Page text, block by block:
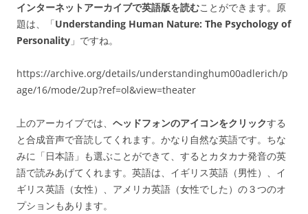
インターネットアーカイブで英語版を読むことができます。原
題は、「Understanding Human Nature: The Psychology of
Personality 」ですね。
https://archive.org/details/understandinghum00adlerich/p
age/16/mode/2up?ref=ol&view=theater
上のアーカイブでは、 ヘッドフォンのアイコンをクリックする
と合成音声で音読してくれます。かなり自然な英語です。ちな
みに「日本語」も選ぶことができて、するとカタカナ発音の英
語で読みあげてくれます。英語は、イギリス英語（男性）、イ
ギリス英語（女性）、アメリカ英語（女性でした）の３つのオ
プションもあります。